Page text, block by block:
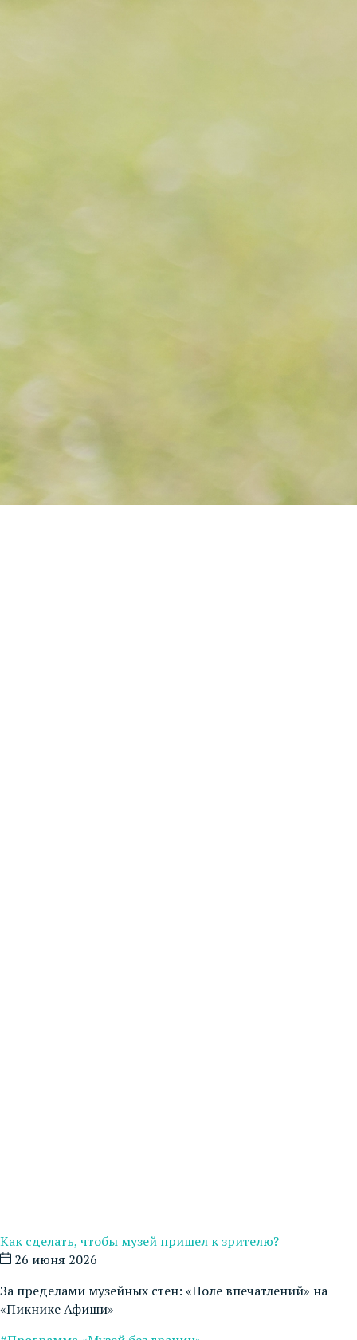
Как сделать, чтобы музей пришел к зрителю?
26 июня 2026
За пределами музейных стен: «Поле впечатлений» на
«Пикнике Афиши»